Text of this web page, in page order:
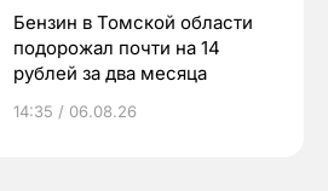
Бензин в Томской области
подорожал почти на 14
рублей за два месяца
14:35 / 06.08.26